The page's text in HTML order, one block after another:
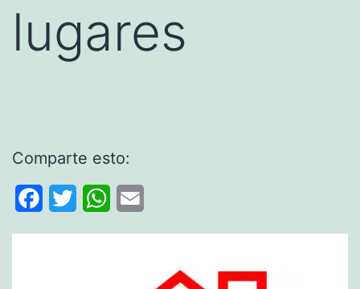
lugares
Comparte esto:
Facebook
Twitter WhatsApp